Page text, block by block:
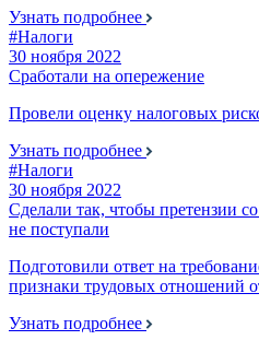
Узнать подробнее
#Налоги
30 ноября 2022
Сработали на опережение
Провели оценку налоговых
Узнать подробнее
#Налоги
30 ноября 2022
Сделали так, чтобы претензии
не поступали
Подготовили ответ на
признаки трудовых отношений
Узнать подробнее